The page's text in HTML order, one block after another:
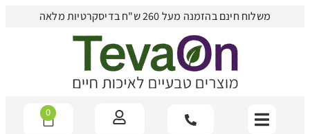
משלוח חינם בהזמנה מעל 260 ש"ח בדיסקרטיות מלאה
0